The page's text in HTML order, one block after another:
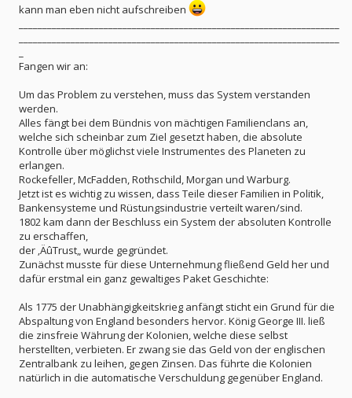
kann man eben nicht aufschreiben
Fangen wir an:
Um das Problem zu verstehen, muss das System verstanden
werden.
Alles fängt bei dem Bündnis von mächtigen Familienclans an,
welche sich scheinbar zum Ziel gesetzt haben, die absolute
Kontrolle über möglichst viele Instrumentes des Planeten zu
erlangen.
Rockefeller, McFadden, Rothschild, Morgan und Warburg.
Jetzt ist es wichtig zu wissen, dass Teile dieser Familien in Politik,
Bankensysteme und Rüstungsindustrie verteilt waren/sind.
1802 kam dann der Beschluss ein System der absoluten Kontrolle
zu erschaffen,
der ‚ÄûTrust„ wurde gegründet.
Zunächst musste für diese Unternehmung fließend Geld her und
dafür erstmal ein ganz gewaltiges Paket Geschichte:
Als 1775 der Unabhängigkeitskrieg anfängt sticht ein Grund für die
Abspaltung von England besonders hervor. König George III. ließ
die zinsfreie Währung der Kolonien, welche diese selbst
herstellten, verbieten. Er zwang sie das Geld von der englischen
Zentralbank zu leihen, gegen Zinsen. Das führte die Kolonien
natürlich in die automatische Verschuldung gegenüber England.